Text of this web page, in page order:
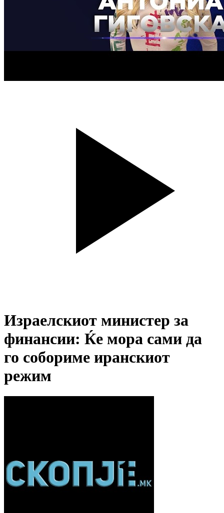
Израелскиот министер за
финансии: Ќе мора сами да
го собориме иранскиот
режим